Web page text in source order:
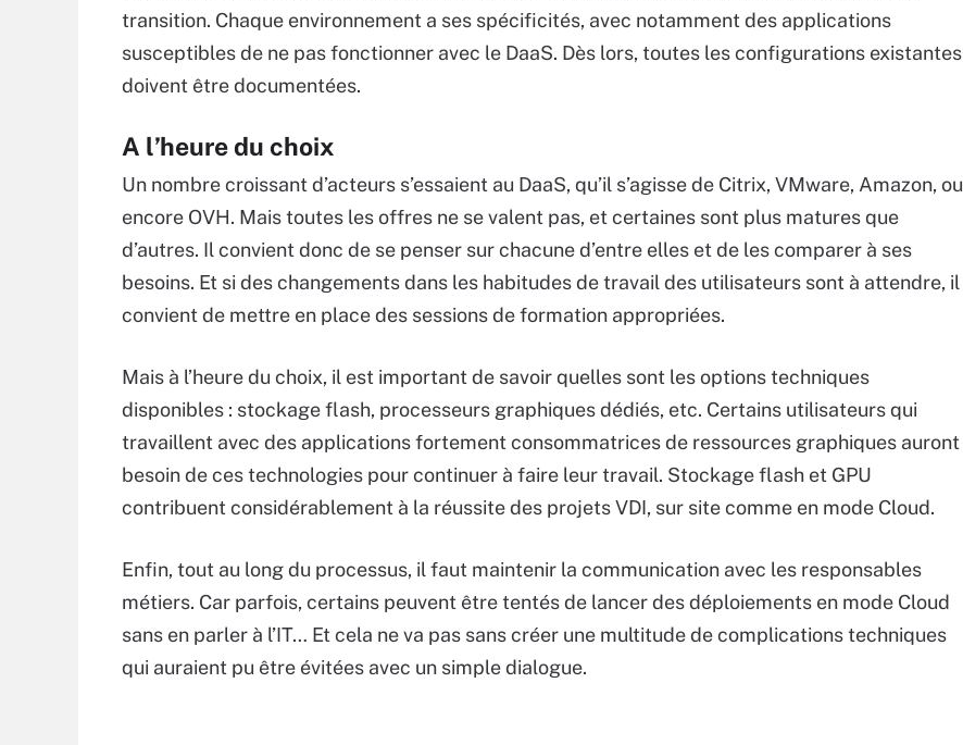
transition. Chaque environnement a ses spécificités, avec notamment des applications
susceptibles de ne pas fonctionner avec le DaaS. Dès lors, toutes les configurations existantes
doivent être documentées.
A l’heure du choix
Un nombre croissant d’acteurs s’essaient au DaaS, qu’il s’agisse de Citrix, VMware, Amazon, ou
encore OVH. Mais toutes les offres ne se valent pas, et certaines sont plus matures que
d’autres. Il convient donc de se penser sur chacune d’entre elles et de les comparer à ses
besoins. Et si des changements dans les habitudes de travail des utilisateurs sont à attendre, il
convient de mettre en place des sessions de formation appropriées.
Mais à l’heure du choix, il est important de savoir quelles sont les options techniques
disponibles : stockage flash, processeurs graphiques dédiés, etc. Certains utilisateurs qui
travaillent avec des applications fortement consommatrices de ressources graphiques auront
besoin de ces technologies pour continuer à faire leur travail. Stockage flash et GPU
contribuent considérablement à la réussite des projets VDI, sur site comme en mode Cloud.
Enfin, tout au long du processus, il faut maintenir la communication avec les responsables
métiers. Car parfois, certains peuvent être tentés de lancer des déploiements en mode Cloud
sans en parler à l’IT… Et cela ne va pas sans créer une multitude de complications techniques
qui auraient pu être évitées avec un simple dialogue.